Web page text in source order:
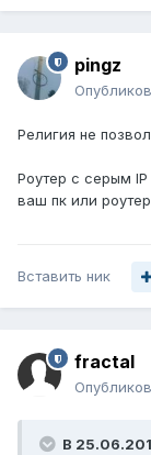
pingz
Религия не
Роутер с серым
ваш пк или
Вставить ник
fractal
В